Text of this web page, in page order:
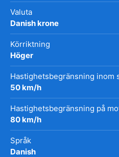
Valuta
Danish krone
Körriktning
Höger
Hastighetsbegränsning inom
50 km/h
Hastighetsbegränsning på
80 km/h
Språk
Danish